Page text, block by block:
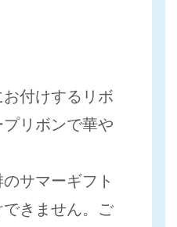
付けするリボ
リボンで華や
サマーギフト
きません。ご